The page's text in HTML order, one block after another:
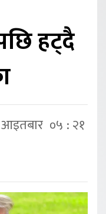
हट्दै
आइतबार ०५ : २१